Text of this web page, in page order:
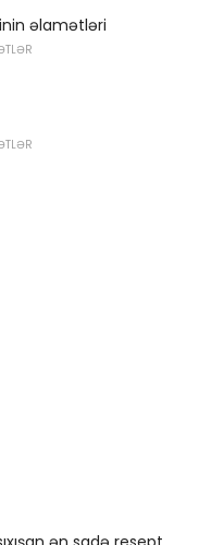
əlamətləri